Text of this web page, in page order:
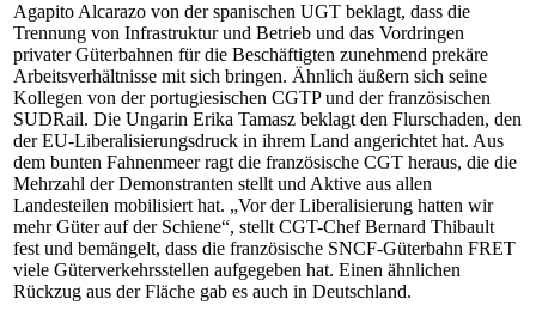
Agapito Alcarazo von der spanischen UGT beklagt, dass die
Trennung von Infrastruktur und Betrieb und das Vordringen
privater Güterbahnen für die Beschäftigten zunehmend prekäre
Arbeitsverhältnisse mit sich bringen. Ähnlich äußern sich seine
Kollegen von der portugiesischen CGTP und der französischen
SUDRail. Die Ungarin Erika Tamasz beklagt den Flurschaden, den
der EU-Liberalisierungsdruck in ihrem Land angerichtet hat. Aus
dem bunten Fahnenmeer ragt die französische CGT heraus, die die
Mehrzahl der Demonstranten stellt und Aktive aus allen
Landesteilen mobilisiert hat. „Vor der Liberalisierung hatten wir
mehr Güter auf der Schiene“, stellt CGT-Chef Bernard Thibault
fest und bemängelt, dass die französische SNCF-Güterbahn FRET
viele Güterverkehrsstellen aufgegeben hat. Einen ähnlichen
Rückzug aus der Fläche gab es auch in Deutschland.